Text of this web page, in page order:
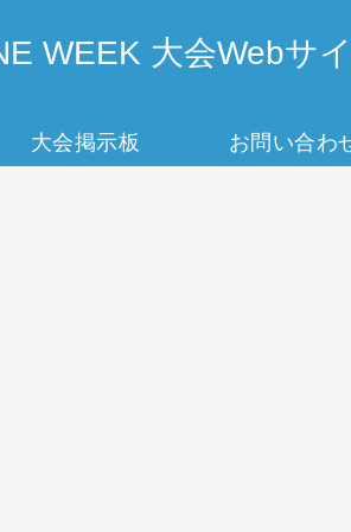
WEEK 大会Webサ
大会掲示板 お問い合わ